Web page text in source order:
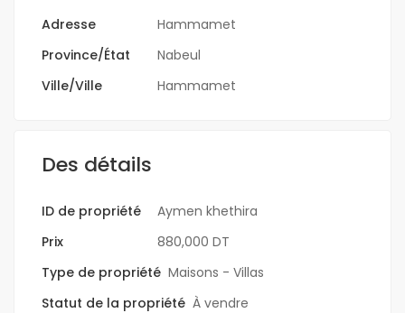
Adresse
Hammamet
Province/État
Nabeul
Ville/Ville
Hammamet
Des détails
ID de propriété
Aymen khethira
Prix
880,000 DT
Type de propriété Maisons - Villas
Statut de la propriété À vendre